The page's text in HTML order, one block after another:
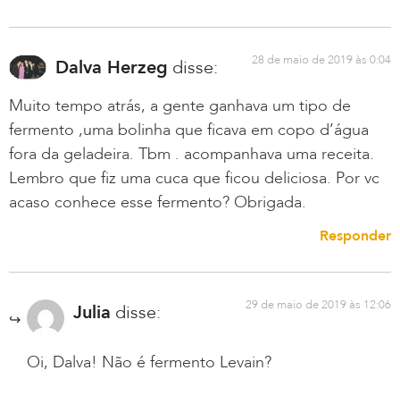
Dalva Herzeg disse: 28 de maio de 2019 às 0:04
Muito tempo atrás, a gente ganhava um tipo de
fermento ,uma bolinha que ficava em copo d’água
fora da geladeira. Tbm . acompanhava uma receita.
Lembro que fiz uma cuca que ficou deliciosa. Por vc
acaso conhece esse fermento? Obrigada.
Responder
Julia disse: 29 de maio de 2019 às 12:06
Oi, Dalva! Não é fermento Levain?